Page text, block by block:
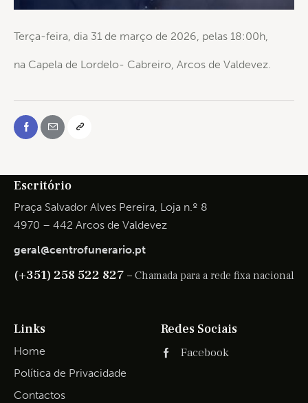
Terça-feira, dia 31 de março de 2026, pelas 18:00h,
na Capela de Lordelo- Cabreiro, Arcos de Valdevez.
Escritório
Praça Salvador Alves Pereira, Loja n.º 8
4970 – 442 Arcos de Valdevez
geral@centrofunerario.pt
(+351) 258 522 827 – Chamada para a rede fixa nacional
Links
Home
Política de Privacidade
Contactos
Redes Sociais
Facebook